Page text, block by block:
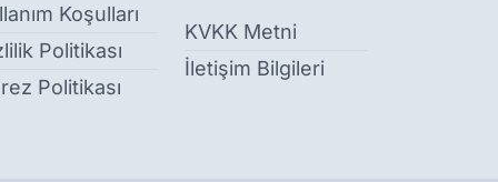
Koşulları
Politikası
Politikası
KVKK Metni
İletişim Bilgileri